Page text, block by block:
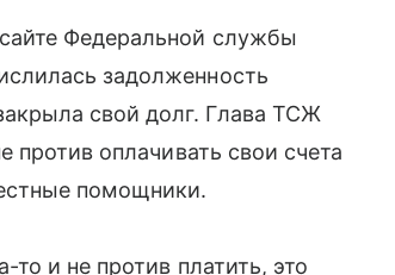
Федеральной службы
задолженность
свой долг. Глава ТСЖ
против оплачивать свои счета
помощники.
и не против платить, это